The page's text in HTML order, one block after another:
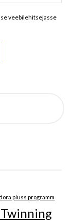
veebilehitsejasse
dora pluss programm